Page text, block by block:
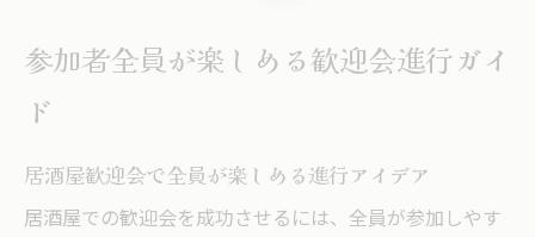
参加者全員が楽しめる歓迎会進行ガイ
ド
居酒屋歓迎会で全員が楽しめる進行アイデア
居酒屋での歓迎会を成功させるには、全員が参加しやす